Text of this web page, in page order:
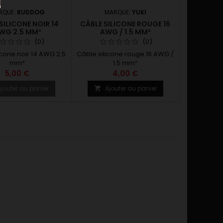
RUDDOG
NOIR 14
2.5 MM²
(0)
noir 14 AWG 2.5
mm²
5,00 €
MARQUE: YUKI
CÂBLE SILICONE ROUGE 16
AWG / 1.5 MM²
(0)
Câble silicone rouge 16 AWG /
1.5 mm²
4,00 €
 Ajouter au panier